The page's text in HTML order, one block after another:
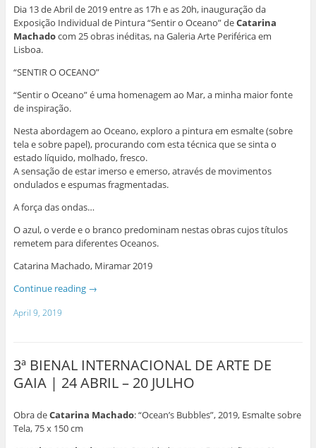
Dia 13 de Abril de 2019 entre as 17h e as 20h, inauguração da
Exposição Individual de Pintura “Sentir o Oceano” deCatarina
Machadocom 25 obras inéditas, na Galeria Arte Periférica em
Lisboa.
“SENTIR O OCEANO”
“Sentir o Oceano” é uma homenagem ao Mar, a minha maior fonte
de inspiração.
Nesta abordagem ao Oceano, exploro a pintura em esmalte (sobre
tela e sobre papel), procurando com esta técnica que se sinta o
estado líquido, molhado, fresco.
A sensação de estar imerso e emerso, através de movimentos
ondulados e espumas fragmentadas.
A força das ondas…
O azul, o verde e o branco predominam nestas obras cujos títulos
remetem para diferentes Oceanos.
Catarina Machado, Miramar 2019
Continue reading →
April 9, 2019
3ª BIENAL INTERNACIONAL DE ARTE DE
GAIA | 24 ABRIL – 20 JULHO
Obra deCatarina Machado: “Ocean’s Bubbles”, 2019, Esmalte sobre
Tela, 75 x 150 cm